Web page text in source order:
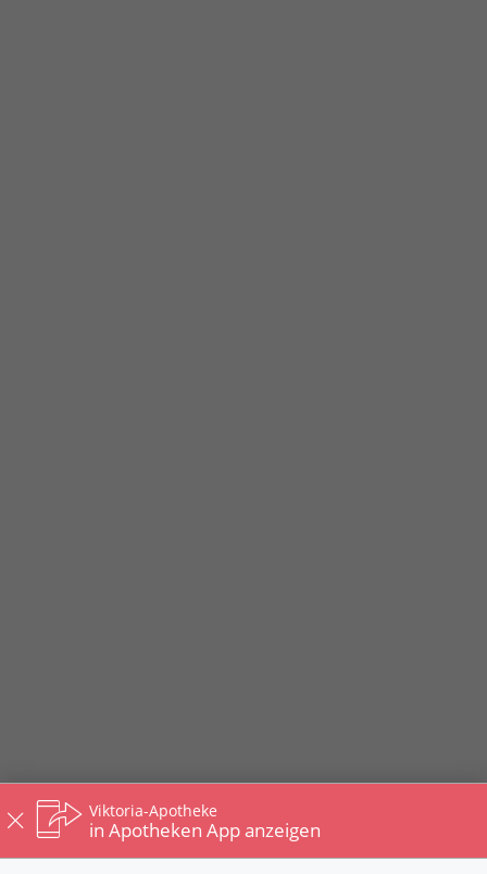
Viktoria-Apotheke
in Apotheken App anzeigen